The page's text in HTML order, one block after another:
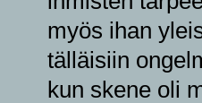
myös ihan
tälläisiin
kun skene oli